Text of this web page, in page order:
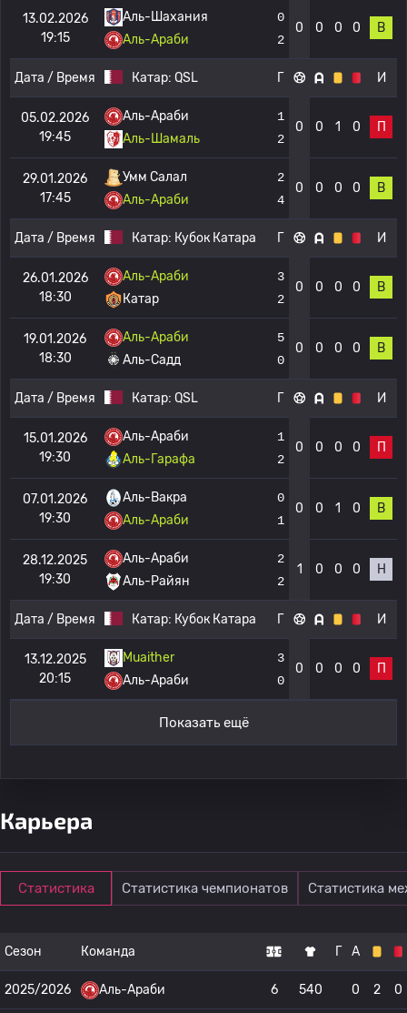
13.02.2026
19:15
Аль-Шахания
Аль-Араби
0
2
0 0 0 0 В
Дата / Время Катар: QSL Г И
05.02.2026
19:45
Аль-Араби
Аль-Шамаль
1
2
0 0 1 0 П
29.01.2026
17:45
Умм Салал
Аль-Араби
2
4
0 0 0 0 В
Дата / Время Катар: Кубок Катара Г И
26.01.2026
18:30
Аль-Араби
Катар
3
2
0 0 0 0 В
19.01.2026
18:30
Аль-Араби
Аль-Садд
5
0
0 0 0 0 В
Дата / Время Катар: QSL Г И
15.01.2026
19:30
Аль-Араби
Аль-Гарафа
1
2
0 0 0 0 П
07.01.2026
19:30
Аль-Вакра
Аль-Араби
0
1
0 0 1 0 В
28.12.2025
19:30
Аль-Араби
Аль-Райян
2
2
1 0 0 0 Н
Дата / Время Катар: Кубок Катара Г И
13.12.2025
20:15
Muaither
Аль-Араби
3
0
0 0 0 0 П
Показать ещё
Карьера
Статистика Статистика чемпионатов Статистика
Сезон Команда Г А
2025/2026 Аль-Араби 6 540 0 2 0